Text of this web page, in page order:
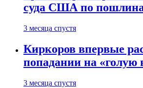
суда США по
3 месяца спустя
Киркоров впервые
попадании на «голую
3 месяца спустя